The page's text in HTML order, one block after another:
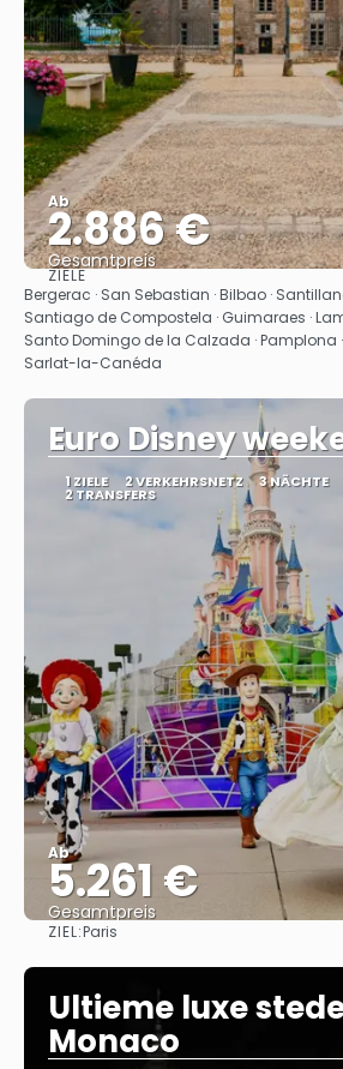
Ab
2.886 €
Gesamtpreis
Sehen
ZIELE
Bergerac · San Sebastian · Bilbao ·
Santiago de Compostela · Guimaraes ·
Santo Domingo de la Calzada · Pamplona ·
Sarlat-la-Canéda
Euro Disney
1 ZIELE 2 VERKEHRSNETZ 3 NÄCHTE
2 TRANSFERS
Ab
5.261 €
Gesamtpreis
ZIEL:Paris
Ultieme luxe
Monaco